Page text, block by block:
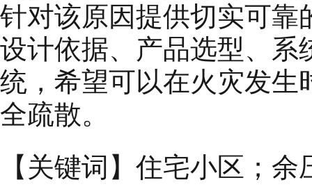
针对该原因提供切实可靠
设计依据、产品选型、系
统，希望可以在火灾发生
全疏散。
【关键词】住宅小区；